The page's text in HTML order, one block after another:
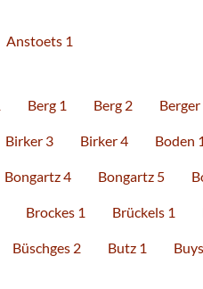
Anstoets 1
Berg 1 Berg 2 Berger
Birker 3 Birker 4 Boden 1
Bongartz 4 Bongartz 5
Brockes 1 Brückels 1
Büschges 2 Butz 1